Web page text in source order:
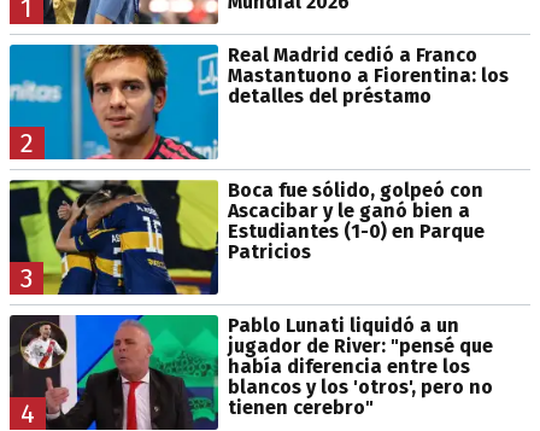
1
2
Real Madrid cedió a Franco
Mastantuono a Fiorentina: los
detalles del préstamo
3
Boca fue sólido, golpeó con
Ascacibar y le ganó bien a
Estudiantes (1-0) en Parque
Patricios
4
Pablo Lunati liquidó a un
jugador de River: "pensé que
había diferencia entre los
blancos y los 'otros', pero no
tienen cerebro"